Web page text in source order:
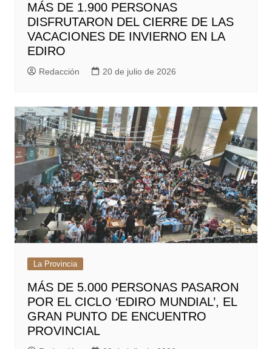
MÁS DE 1.900 PERSONAS
DISFRUTARON DEL CIERRE DE LAS
VACACIONES DE INVIERNO EN LA
EDIRO
Redacción 20 de julio de 2026
La Provincia
MÁS DE 5.000 PERSONAS PASARON
POR EL CICLO ‘EDIRO MUNDIAL’, EL
GRAN PUNTO DE ENCUENTRO
PROVINCIAL